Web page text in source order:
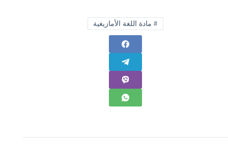
#مادة اللغة الأمازيغية